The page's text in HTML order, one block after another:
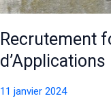
Recrutement
d’Applications
11 janvier 2024